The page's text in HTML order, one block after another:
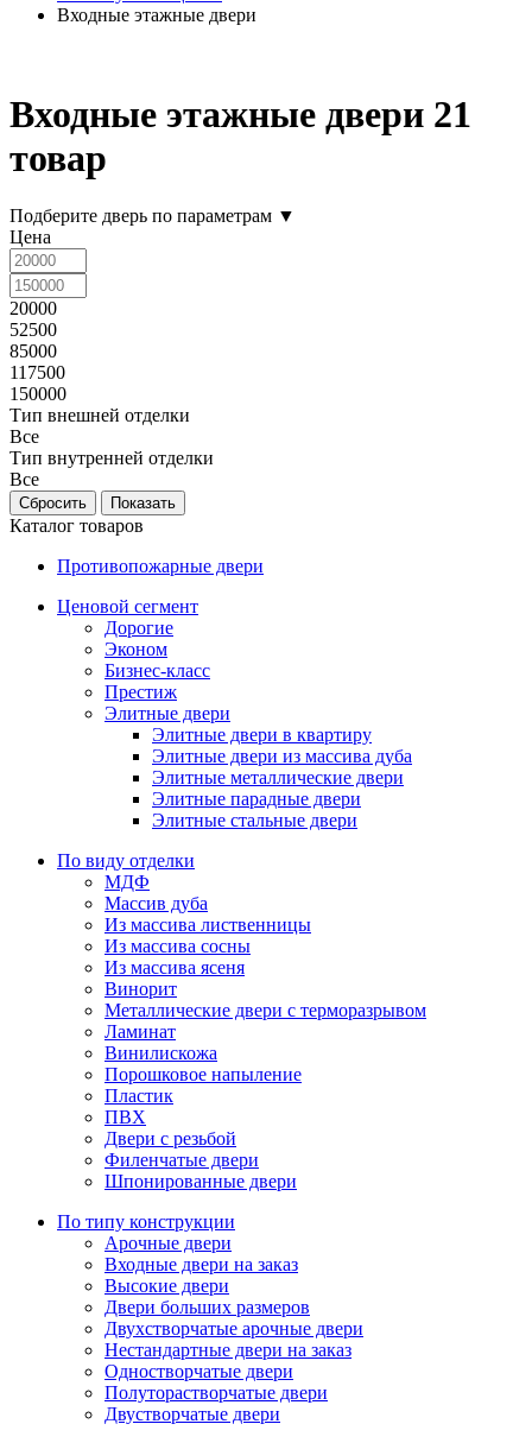
Входные этажные двери
Входные этажные двери 21
товар
Подберите дверь по параметрам ▼
Цена
20000
52500
85000
117500
150000
Тип внешней отделки
Все
Тип внутренней отделки
Все
Каталог товаров
Противопожарные двери
Ценовой сегмент
Дорогие
Эконом
Бизнес-класс
Престиж
Элитные двери
Элитные двери в квартиру
Элитные двери из массива дуба
Элитные металлические двери
Элитные парадные двери
Элитные стальные двери
По виду отделки
МДФ
Массив дуба
Из массива лиственницы
Из массива сосны
Из массива ясеня
Винорит
Металлические двери с терморазрывом
Ламинат
Винилискожа
Порошковое напыление
Пластик
ПВХ
Двери с резьбой
Филенчатые двери
Шпонированные двери
По типу конструкции
Арочные двери
Входные двери на заказ
Высокие двери
Двери больших размеров
Двухстворчатые арочные двери
Нестандартные двери на заказ
Одностворчатые двери
Полуторастворчатые двери
Двустворчатые двери